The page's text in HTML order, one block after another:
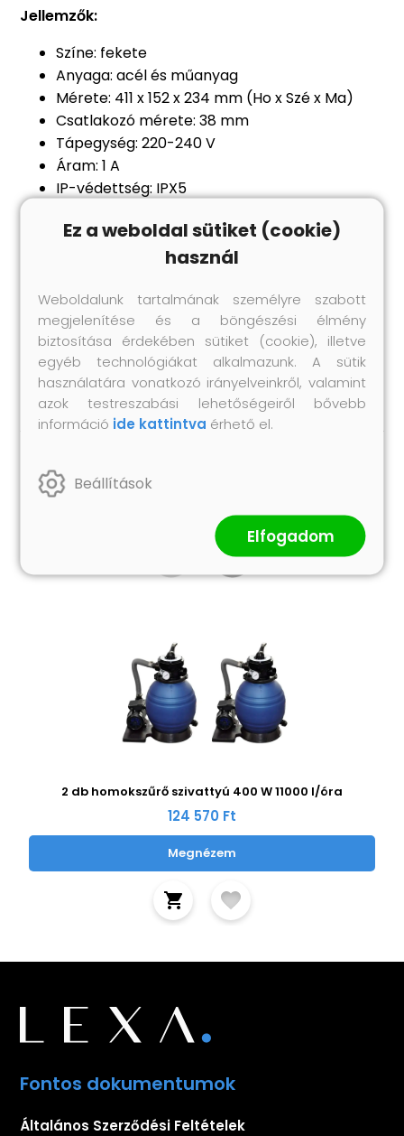
Jellemzők:
Színe: fekete
Anyaga: acél és műanyag
Mérete: 411 x 152 x 234 mm (Ho x Szé x Ma)
Csatlakozó mérete: 38 mm
Tápegység: 220-240 V
Áram: 1 A
IP-védettség: IPX5
Teljesítmény: 0,25 LE, 250 W
Maximális áramlási sebesség: 8000 l/óra
Klórálló
2 üzemmóddal: folyamatos és egyciklusú
8-féle módon beállítható intervallum: 2 óra, 4
óra, 6 óra, 8 óra, 10 óra, 12 óra, 16 óra, 24 óra
Hasonló termékek
2 db homokszűrő szivattyú 400 W 11000 l/óra
124 570 Ft
Megnézem
Fontos dokumentumok
Általános Szerződési Feltételek
Ez a weboldal sütiket (cookie)
használ
Weboldalunk tartalmának személyre szabott
megjelenítése és a böngészési élmény
biztosítása érdekében sütiket (cookie), illetve
egyéb technológiákat alkalmazunk. A sütik
használatára vonatkozó irányelveinkről, valamint
azok testreszabási lehetőségeiről bővebb
információ ide kattintva érhető el.
Beállítások
Elfogadom